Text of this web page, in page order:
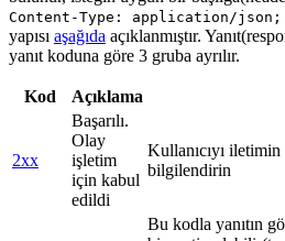
Content-Type: application/
yapısı aşağıda açıklanmıştır.
yanıt koduna göre 3 gruba ayrılır.
Kod Açıklama
2xx
Başarılı.
Olay
işletim
için kabul
edildi
Kullanıcıyı iletimin
bilgilendirin
Bu kodla yanıtın